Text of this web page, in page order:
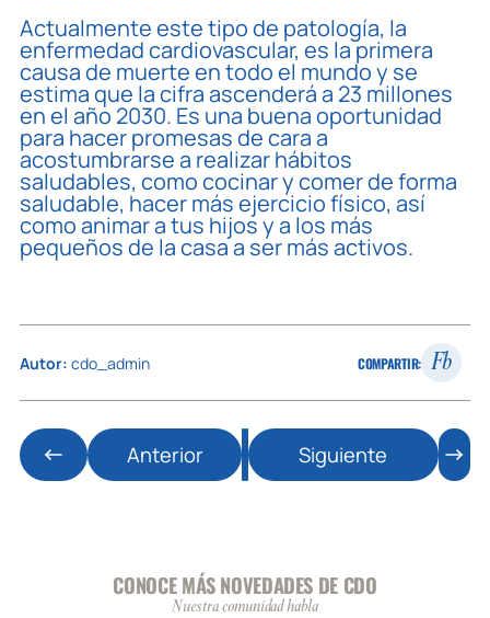
Actualmente este tipo de patología, la
enfermedad cardiovascular, es la primera
causa de muerte en todo el mundo y se
estima que la cifra ascenderá a 23 millones
en el año 2030. Es una buena oportunidad
para hacer promesas de cara a
acostumbrarse a realizar hábitos
saludables, como cocinar y comer de forma
saludable, hacer más ejercicio físico, así
como animar a tus hijos y a los más
pequeños de la casa a ser más activos.
Autor: cdo_admin COMPARTIR: Fb
Anterior Siguiente
CONOCE MÁS NOVEDADES DE CDO
Nuestra comunidad habla